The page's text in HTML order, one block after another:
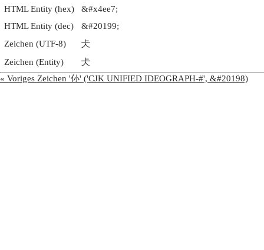
HTML Entity (hex)
&#x4ee7;
HTML Entity (dec)
&#20199;
Zeichen (UTF-8)
仧
Zeichen (Entity)
仧
« Voriges Zeichen '仦' ('CJK UNIFIED IDEOGRAPH-#', &#20198)